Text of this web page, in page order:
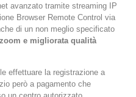
avanzato tramite streaming IP
Browser Remote Control via
di un non meglio specificato
e migliorata qualità
effettuare la registrazione a
però a pagamento che